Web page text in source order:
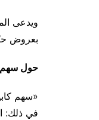
بعروض
حول سهم
«سهم
في ذلك: